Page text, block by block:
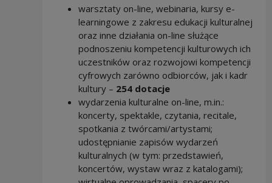
warsztaty on-line, webinaria, kursy e-
learningowe z zakresu edukacji kulturalnej
oraz inne działania on-line służące
podnoszeniu kompetencji kulturowych ich
uczestników oraz rozwojowi kompetencji
cyfrowych zarówno odbiorców, jak i kadr
kultury – 254 dotacje
wydarzenia kulturalne on-line, m.in.:
koncerty, spektakle, czytania, recitale,
spotkania z twórcami/artystami;
udostępnianie zapisów wydarzeń
kulturalnych (w tym: przedstawień,
koncertów, wystaw wraz z katalogami);